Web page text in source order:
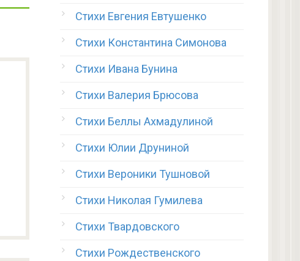
Стихи Евгения Евтушенко
Стихи Константина Симонова
Стихи Ивана Бунина
Стихи Валерия Брюсова
Стихи Беллы Ахмадулиной
Стихи Юлии Друниной
Стихи Вероники Тушновой
Стихи Николая Гумилева
Стихи Твардовского
Стихи Рождественского